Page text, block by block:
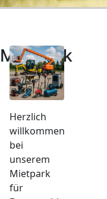
Mietpark
Herzlich
willkommen
bei
unserem
Mietpark
für